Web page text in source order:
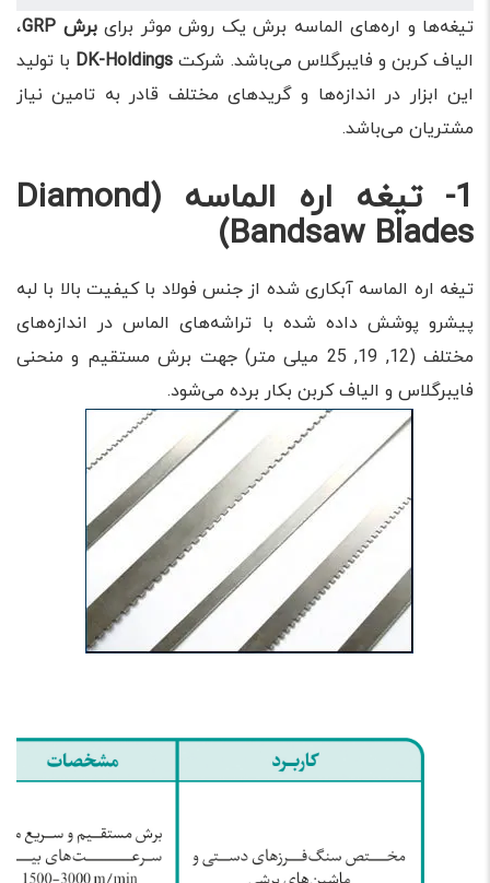
تیغه‌ها و اره‌های الماسه برش یک روش موثر برایبرش GRP
،
الیاف کربن و فایبرگلاس می‌باشد. شرکت DK-Holdings با تولید
این ابزار در اندازه‌ها و گریدهای مختلف قادر به تامین نیاز
مشتریان می‌باشد.
1- تیغه اره الماسه (Diamond
Bandsaw Blades)
تیغه اره الماسه آبکاری شده از جنس فولاد با کیفیت بالا با لبه
پیشرو پوشش داده شده با تراشه‌های الماس در اندازه‌های
مختلف (12, 19, 25 میلی متر) جهت برش مستقیم و منحنی
فایبرگلاس و الیاف کربن بکار برده می‌شود.